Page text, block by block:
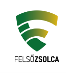
Skip
content